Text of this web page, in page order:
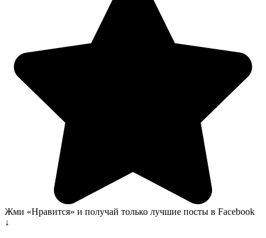
Жми «Нравится» и получай только лучшие посты в Facebook
↓